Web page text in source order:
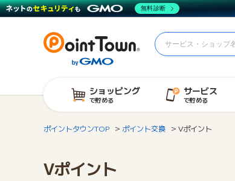
ショッピング
で貯める
サービス
で貯める
ポイントタウンTOP ポイント交換 Vポイント
Vポイント
無料診断